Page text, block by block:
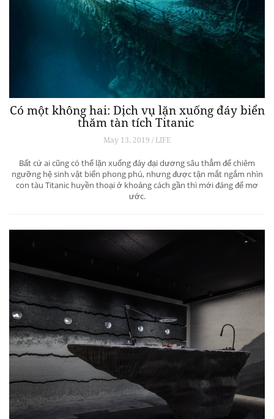
Có một không hai: Dịch vụ lặn xuống đáy biển
thăm tàn tích Titanic
May 13, 2019 / LIFE
Bất cứ ai cũng có thể lặn xuống đáy đại dương sâu thẳm để chiêm
ngưỡng hệ sinh vật biển phong phú, nhưng được tận mắt ngắm nhìn
con tàu Titanic huyền thoại ở khoảng cách gần thì mới đáng để mơ
ước.